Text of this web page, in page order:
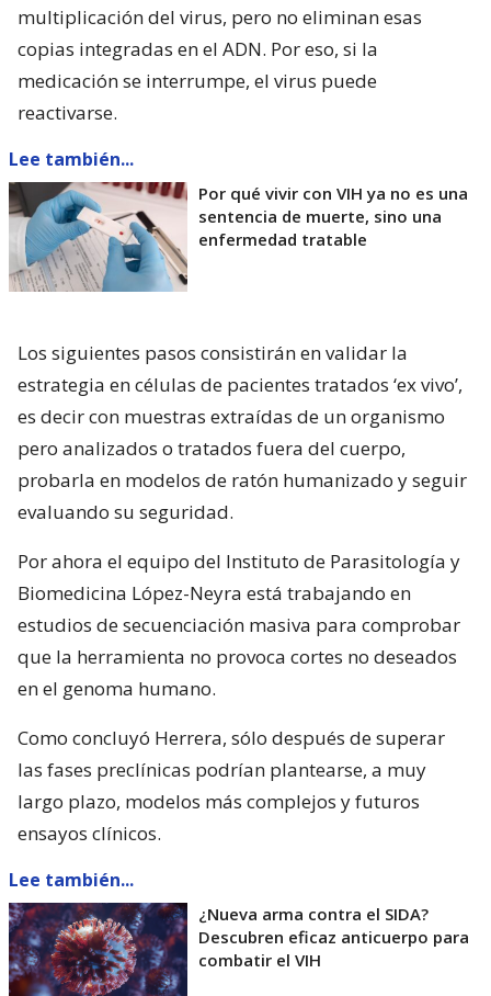
multiplicación del virus, pero no eliminan esas
copias integradas en el ADN. Por eso, si la
medicación se interrumpe, el virus puede
reactivarse.
Lee también...
Por qué vivir con VIH ya no es una
sentencia de muerte, sino una
enfermedad tratable
Los siguientes pasos consistirán en validar la
estrategia en células de pacientes tratados ‘ex vivo’,
es decir con muestras extraídas de un organismo
pero analizados o tratados fuera del cuerpo,
probarla en modelos de ratón humanizado y seguir
evaluando su seguridad.
Por ahora el equipo del Instituto de Parasitología y
Biomedicina López-Neyra está trabajando en
estudios de secuenciación masiva para comprobar
que la herramienta no provoca cortes no deseados
en el genoma humano.
Como concluyó Herrera, sólo después de superar
las fases preclínicas podrían plantearse, a muy
largo plazo, modelos más complejos y futuros
ensayos clínicos.
Lee también...
¿Nueva arma contra el SIDA?
Descubren eficaz anticuerpo para
combatir el VIH